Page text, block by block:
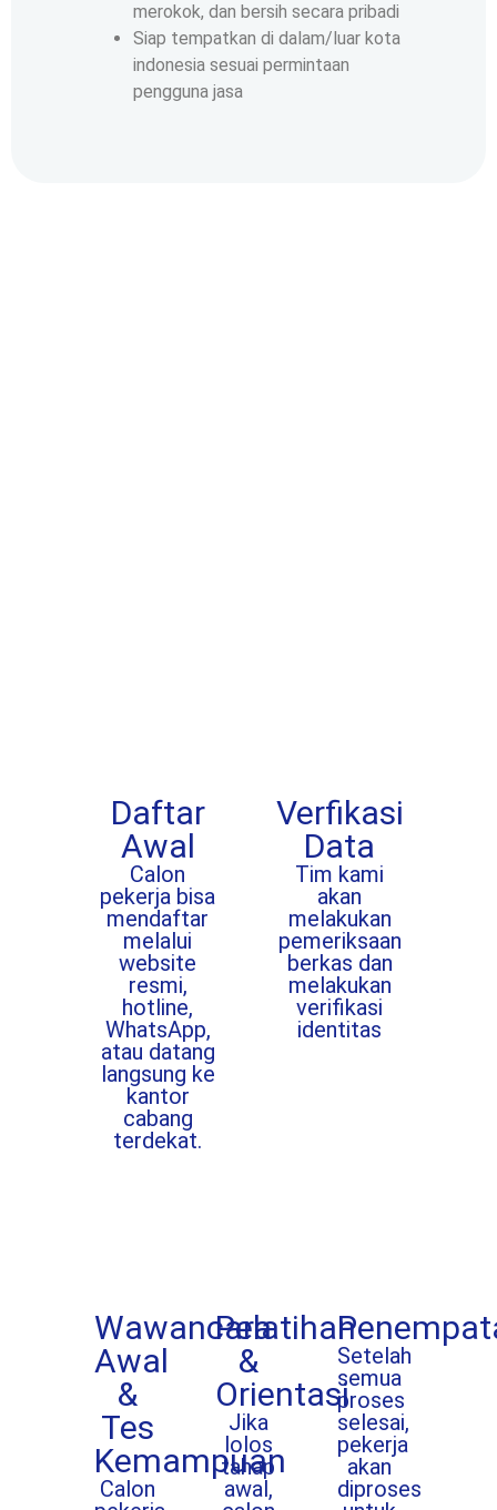
merokok, dan bersih secara pribadi
Siap tempatkan di dalam/luar kota
indonesia sesuai permintaan
pengguna jasa
Daftar
Awal
Calon
pekerja bisa
mendaftar
melalui
website
resmi,
hotline,
WhatsApp,
atau datang
langsung ke
kantor
cabang
terdekat.
Verfikasi
Data
Tim kami
akan
melakukan
pemeriksaan
berkas dan
melakukan
verifikasi
identitas
Wawancara
Awal
&
Tes
Kemampuan
Calon
Pelatihan
&
Orientasi
Jika
lolos
tahap
awal,
Setelah
semua
proses
selesai,
pekerja
akan
diproses